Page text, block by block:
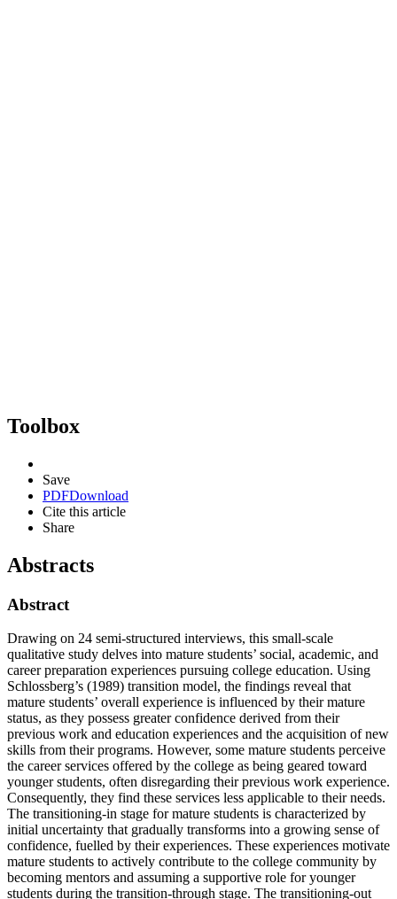
Toolbox
Save
PDFDownload
Cite this article
Share
Abstracts
Abstract
Drawing on 24 semi-structured interviews, this small-scale
qualitative study delves into mature students’ social, academic, and
career preparation experiences pursuing college education. Using
Schlossberg’s (1989) transition model, the findings reveal that
mature students’ overall experience is influenced by their mature
status, as they possess greater confidence derived from their
previous work and education experiences and the acquisition of new
skills from their programs. However, some mature students perceive
the career services offered by the college as being geared toward
younger students, often disregarding their previous work experience.
Consequently, they find these services less applicable to their needs.
The transitioning-in stage for mature students is characterized by
initial uncertainty that gradually transforms into a growing sense of
confidence, fuelled by their experiences. These experiences motivate
mature students to actively contribute to the college community by
becoming mentors and assuming a supportive role for younger
students during the transition-through stage. The transitioning-out